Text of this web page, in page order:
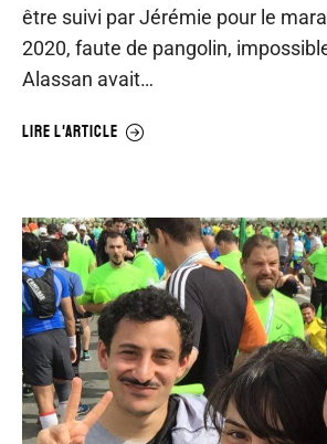
être suivi par Jérémie pour le
2020, faute de pangolin,
Alassan avait…
LIRE L'ARTICLE